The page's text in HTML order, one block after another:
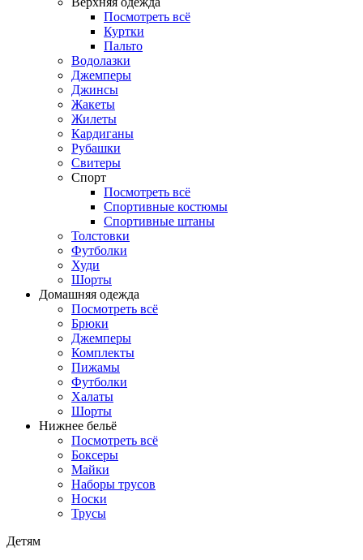
Посмотреть всё
Куртки
Пальто
Водолазки
Джемперы
Джинсы
Жакеты
Жилеты
Кардиганы
Рубашки
Свитеры
Спорт
Посмотреть всё
Спортивные костюмы
Спортивные штаны
Толстовки
Футболки
Худи
Шорты
Домашняя одежда
Посмотреть всё
Брюки
Джемперы
Комплекты
Пижамы
Футболки
Халаты
Шорты
Нижнее бельё
Посмотреть всё
Боксеры
Майки
Наборы трусов
Носки
Трусы
Детям